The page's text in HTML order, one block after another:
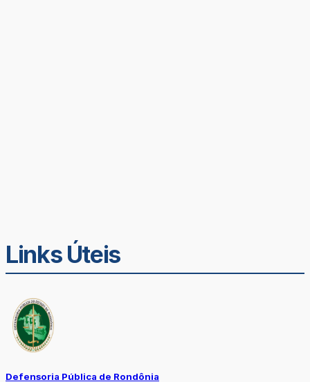
Links Úteis
Defensoria Pública de Rondônia